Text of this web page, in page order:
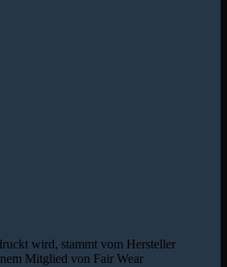
wird, stammt vom Hersteller
Mitglied von Fair Wear